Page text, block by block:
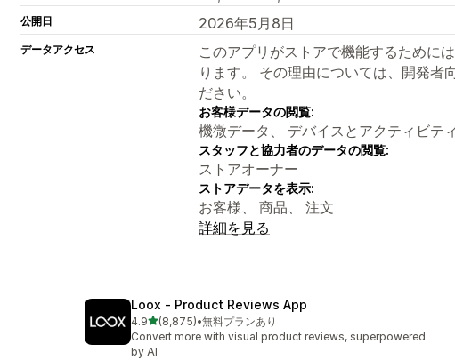
公開日 2026年5月8日
データアクセス
このアプリがストアで機能するために
ります。 その理由については、開発者
ださい。
お客様データの閲覧:
機微データ、 デバイスとアクティビテ
スタッフと協力者のデータの閲覧:
ストアオーナー
ストアデータを表示:
お客様、 商品、 注文
詳細を見る
Loox ‑ Product Reviews App
4.95つ星中
(8,875)
合計レビュー数：8875件
•無料プランあり
Convert more with visual product reviews, superpowered
by AI